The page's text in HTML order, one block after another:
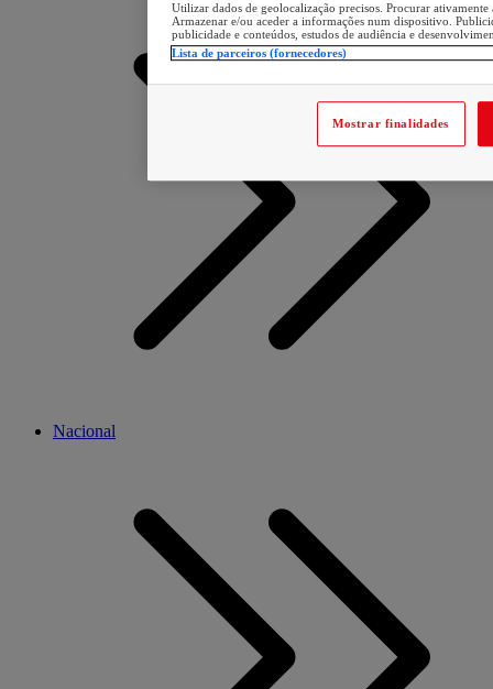
Nacional
Utilizar dados de geolocalização precisos. Procurar
Armazenar e/ou aceder a informações num dispositivo.
publicidade e conteúdos, estudos de audiência e
Lista de parceiros (fornecedores)
Mostrar finalidades